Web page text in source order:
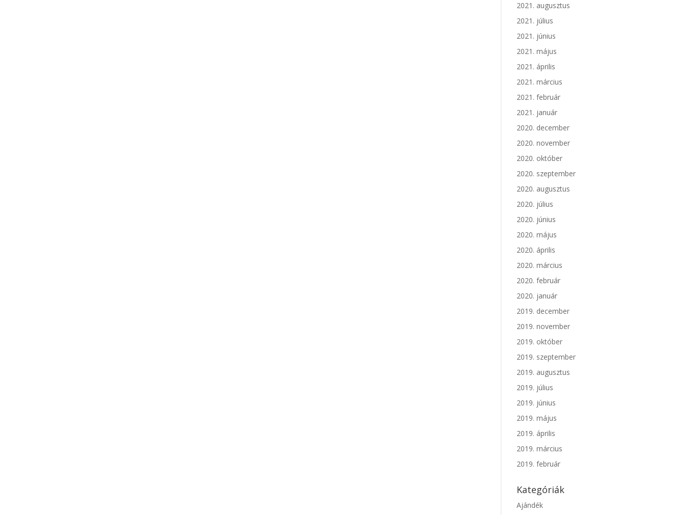
2021. augusztus
2021. július
2021. június
2021. május
2021. április
2021. március
2021. február
2021. január
2020. december
2020. november
2020. október
2020. szeptember
2020. augusztus
2020. július
2020. június
2020. május
2020. április
2020. március
2020. február
2020. január
2019. december
2019. november
2019. október
2019. szeptember
2019. augusztus
2019. július
2019. június
2019. május
2019. április
2019. március
2019. február
Kategóriák
Ajándék